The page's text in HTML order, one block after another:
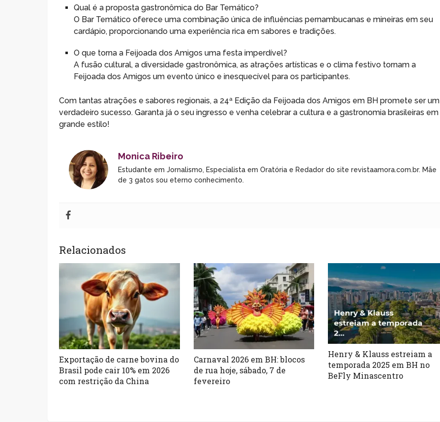
Qual é a proposta gastronômica do Bar Temático?
O Bar Temático oferece uma combinação única de influências pernambucanas e mineiras em seu
cardápio, proporcionando uma experiência rica em sabores e tradições.
O que torna a Feijoada dos Amigos uma festa imperdível?
A fusão cultural, a diversidade gastronômica, as atrações artísticas e o clima festivo tornam a
Feijoada dos Amigos um evento único e inesquecível para os participantes.
Com tantas atrações e sabores regionais, a 24ª Edição da Feijoada dos Amigos em BH promete ser um
verdadeiro sucesso. Garanta já o seu ingresso e venha celebrar a cultura e a gastronomia brasileiras em
grande estilo!
Monica Ribeiro
Estudante em Jornalismo, Especialista em Oratória e Redador do site revistaamora.com.br. Mãe
de 3 gatos sou eterno conhecimento.
Relacionados
Exportação de carne bovina do
Brasil pode cair 10% em 2026
com restrição da China
Carnaval 2026 em BH: blocos
de rua hoje, sábado, 7 de
fevereiro
Henry & Klauss estreiam a
temporada 2025 em BH no
BeFly Minascentro